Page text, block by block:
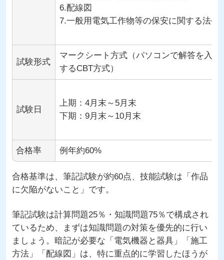
6.配線図
7.一般用電気工作物等の保安に関する法令
試験形式
マークシート方式（パソコンで解答を入⼒
するCBT方式）
試験日
上期：4月末～5月末
下期：9月末～10月末
合格率 例年約60%
合格基準は、筆記試験が約60点、技能試験は「作品
に欠陥がないこと」です。
筆記試験は計算問題25％・知識問題75％で構成され
ているため、まずは知識問題の対策を優先的に行い
ましょう。暗記が必要な「電気機器と器具」「施工
方法」「配線図」は、特に重点的に学習したほうが